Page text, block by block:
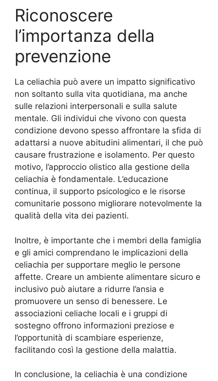
Riconoscere
l’importanza della
prevenzione
La celiachia può avere un impatto significativo
non soltanto sulla vita quotidiana, ma anche
sulle relazioni interpersonali e sulla salute
mentale. Gli individui che vivono con questa
condizione devono spesso affrontare la sfida di
adattarsi a nuove abitudini alimentari, il che può
causare frustrazione e isolamento. Per questo
motivo, l’approccio olistico alla gestione della
celiachia è fondamentale. L’educazione
continua, il supporto psicologico e le risorse
comunitarie possono migliorare notevolmente la
qualità della vita dei pazienti.
Inoltre, è importante che i membri della famiglia
e gli amici comprendano le implicazioni della
celiachia per supportare meglio le persone
affette. Creare un ambiente alimentare sicuro e
inclusivo può aiutare a ridurre l’ansia e
promuovere un senso di benessere. Le
associazioni celiache locali e i gruppi di
sostegno offrono informazioni preziose e
l’opportunità di scambiare esperienze,
facilitando così la gestione della malattia.
In conclusione, la celiachia è una condizione